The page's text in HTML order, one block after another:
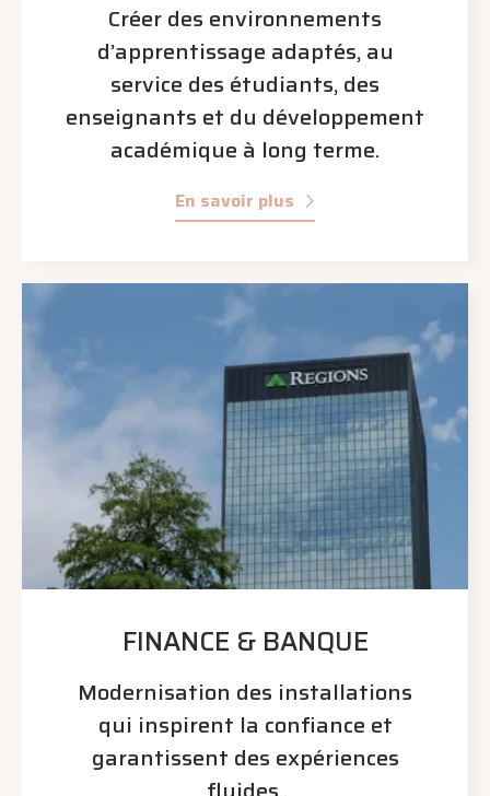
Créer des environnements
d’apprentissage adaptés, au
service des étudiants, des
enseignants et du développement
académique à long terme.
En savoir plus
FINANCE & BANQUE
Modernisation des installations
qui inspirent la confiance et
garantissent des expériences